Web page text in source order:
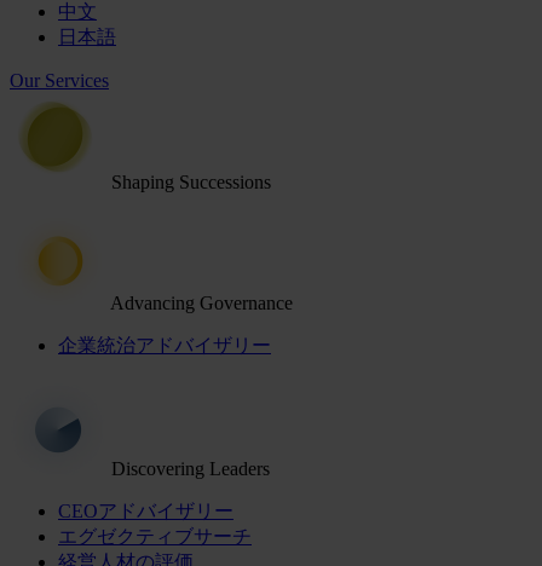
中文
日本語
Our Services
Shaping Successions
Advancing Governance
企業統治アドバイザリー
Discovering Leaders
CEOアドバイザリー
エグゼクティブサーチ
経営人材の評価